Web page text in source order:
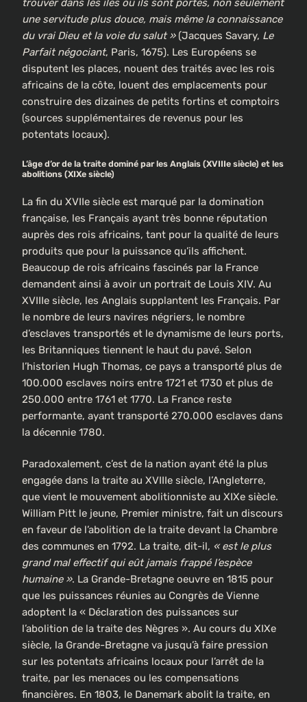
trouver dans les îles où ils sont portés, non seulement
une servitude plus douce, mais même la connaissance
du vrai Dieu et la voie du salut »(Jacques Savary, Le
Parfait négociant, Paris, 1675). Les Européens se
disputent les places, nouent des traités avec les rois
africains de la côte, louent des emplacements pour
construire des dizaines de petits fortins et comptoirs
(sources supplémentaires de revenus pour les
potentats locaux).
L’âge d’or de la traite dominé par les Anglais (XVIIIe siècle) et les
abolitions (XIXe siècle)
La fin du XVIIe siècle est marqué par la domination
française, les Français ayant très bonne réputation
auprès des rois africains, tant pour la qualité de leurs
produits que pour la puissance qu’ils affichent.
Beaucoup de rois africains fascinés par la France
demandent ainsi à avoir un portrait de Louis XIV. Au
XVIIIe siècle, les Anglais supplantent les Français. Par
le nombre de leurs navires négriers, le nombre
d’esclaves transportés et le dynamisme de leurs ports,
les Britanniques tiennent le haut du pavé. Selon
l’historien Hugh Thomas, ce pays a transporté plus de
100.000 esclaves noirs entre 1721 et 1730 et plus de
250.000 entre 1761 et 1770. La France reste
performante, ayant transporté 270.000 esclaves dans
la décennie 1780.
Paradoxalement, c’est de la nation ayant été la plus
engagée dans la traite au XVIIIe siècle, l’Angleterre,
que vient le mouvement abolitionniste au XIXe siècle.
William Pitt le jeune, Premier ministre, fait un discours
en faveur de l’abolition de la traite devant la Chambre
des communes en 1792. La traite, dit-il, « est le plus
grand mal effectif qui eût jamais frappé l’espèce
humaine ». La Grande-Bretagne oeuvre en 1815 pour
que les puissances réunies au Congrès de Vienne
adoptent la « Déclaration des puissances sur
l’abolition de la traite des Nègres ». Au cours du XIXe
siècle, la Grande-Bretagne va jusqu’à faire pression
sur les potentats africains locaux pour l’arrêt de la
traite, par les menaces ou les compensations
financières. En 1803, le Danemark abolit la traite, en